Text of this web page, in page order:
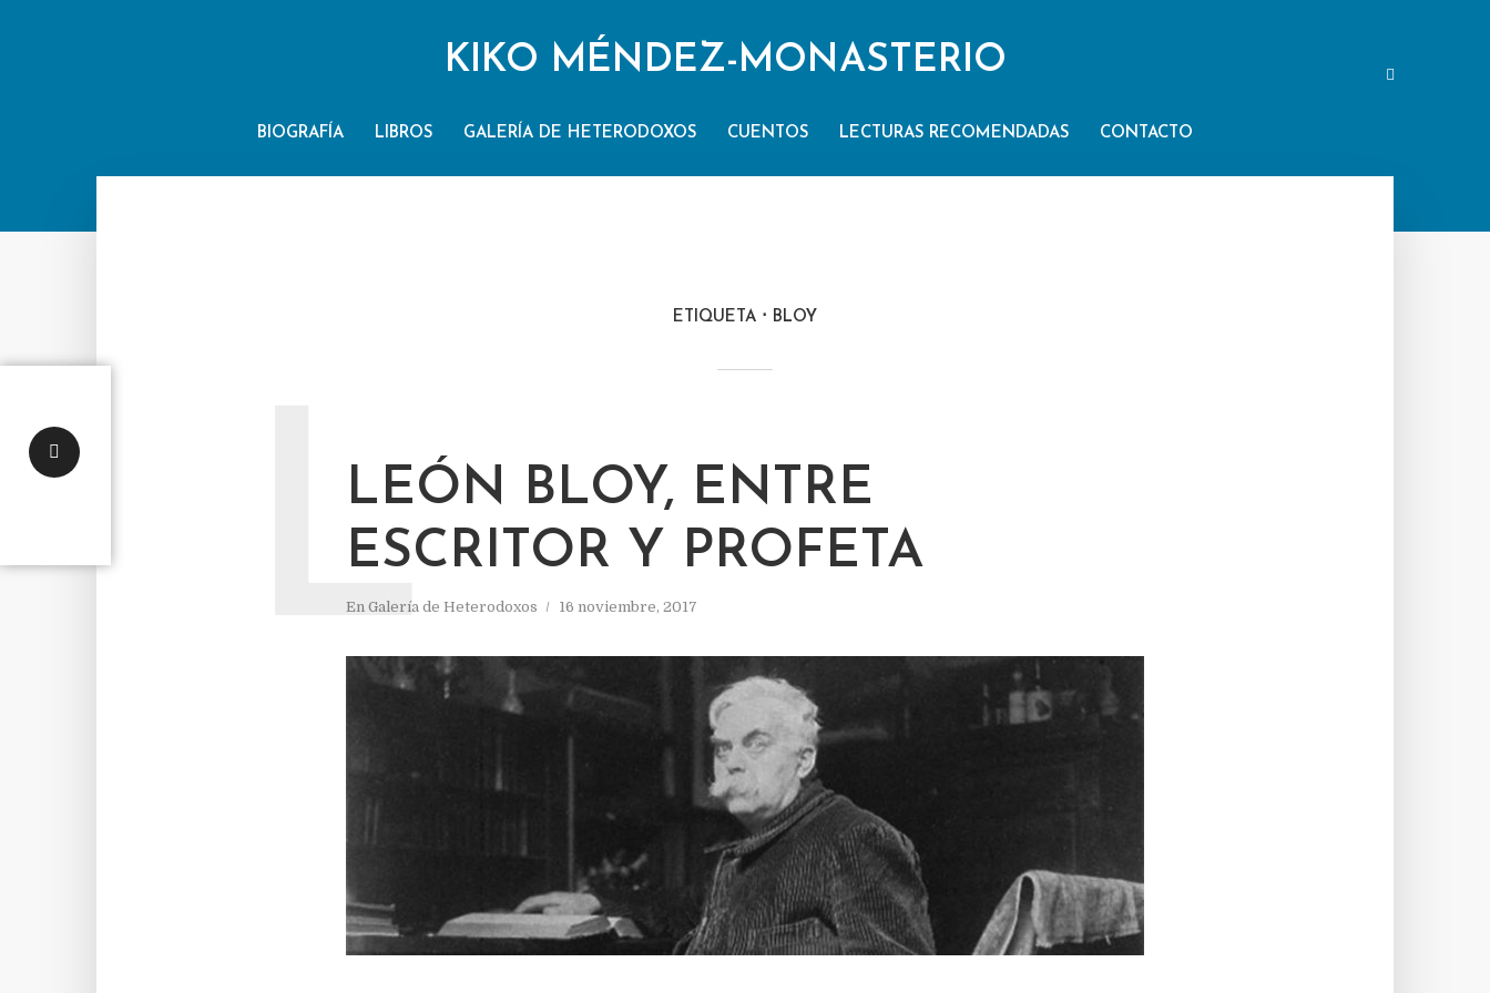
KIKO MÉNDEZ-MONASTERIO
BIOGRAFÍA LIBROS GALERÍA DE HETERODOXOS CUENTOS LECTURAS RECOMENDADAS CONTACTO
ETIQUETA BLOY
LEÓN BLOY, ENTRE
ESCRITOR Y PROFETA
En Galería de Heterodoxos 16 noviembre, 2017
L